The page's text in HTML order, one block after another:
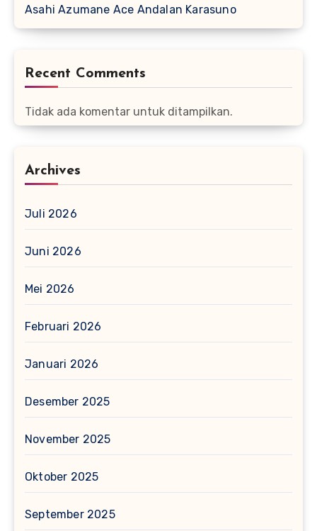
Asahi Azumane Ace Andalan Karasuno
Recent Comments
Tidak ada komentar untuk ditampilkan.
Archives
Juli 2026
Juni 2026
Mei 2026
Februari 2026
Januari 2026
Desember 2025
November 2025
Oktober 2025
September 2025